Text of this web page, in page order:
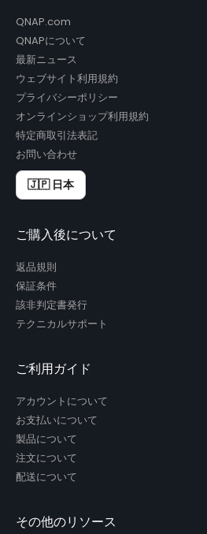
QNAP.com
QNAPについて
最新ニュース
ウェブサイト利用規約
プライバシーポリシー
オンラインショップ利用規約
特定商取引法表記
お問い合わせ
🇯🇵 日本
ご購入後について
返品規則
保証条件
該非判定書発行
テクニカルサポート
ご利用ガイド
アカウントについて
お支払いについて
製品について
注文について
配送について
その他のリソース